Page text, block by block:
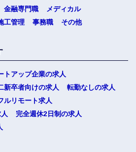
金融専門職
メディカル
工管理 事務職 その他
トアップ企業の求人
新卒者向けの求人
転勤なしの求人
ルリモート求人
完全週休2日制の求人